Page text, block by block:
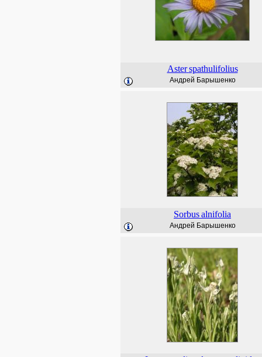
Aster spathulifolius
Андрей Барышенко
Sorbusalnifolia
Андрей Барышенко